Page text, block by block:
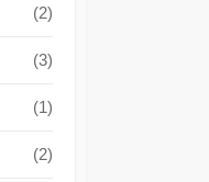
(2)
(3)
(1)
(2)